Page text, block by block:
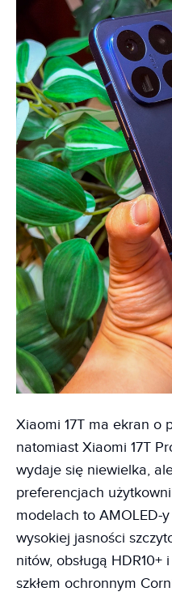
Xiaomi 17T ma ekran o
natomiast Xiaomi 17T
wydaje się niewielka,
preferencjach
modelach to AMOLED-
wysokiej jasności
nitów, obsługą
szkłem ochronnym